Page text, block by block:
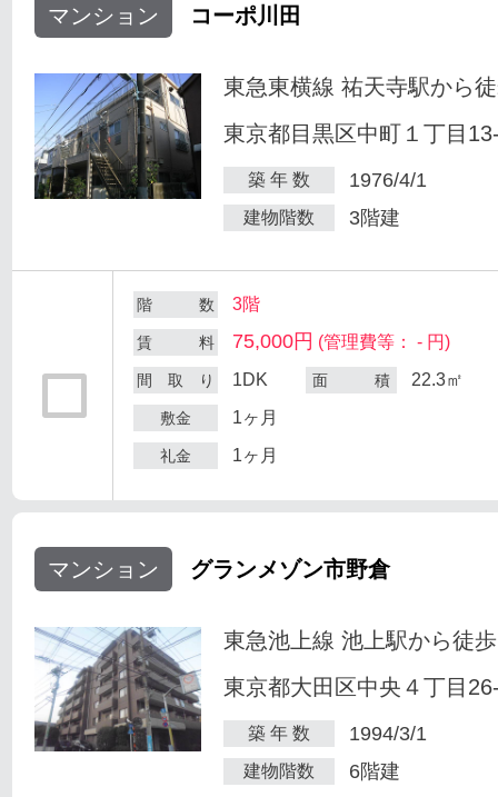
マンション コーポ川田
東急東横線 祐天寺駅から
東京都目黒区中町１丁目
築 年 数 1976/4/1
建物階数 3階建
階 数 3階
賃 料 75,000円 (管理費等： - 円)
間 取 り 1DK 面 積 22.3㎡
敷金 1ヶ月
礼金 1ヶ月
マンション グランメゾン市野倉
東急池上線 池上駅から徒
東京都大田区中央４丁目
築 年 数 1994/3/1
建物階数 6階建